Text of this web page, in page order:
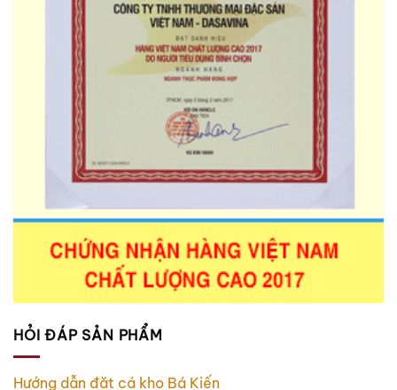
HỎI ĐÁP SẢN PHẨM
Hướng dẫn đặt cá kho Bá Kiến